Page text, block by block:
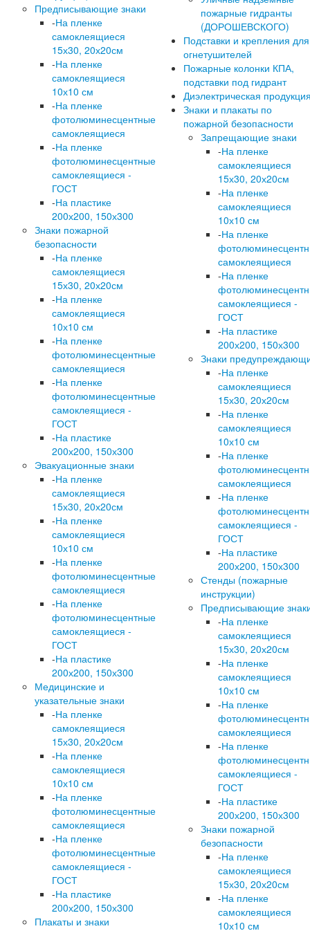
Предписывающие знаки
-На пленке
самоклеящиеся
15х30, 20х20см
-На пленке
самоклеящиеся
10х10 см
-На пленке
фотолюминесцентные
самоклеящиеся
-На пленке
фотолюминесцентные
самоклеящиеся -
ГОСТ
-На пластике
200х200, 150х300
Знаки пожарной
безопасности
-На пленке
самоклеящиеся
15х30, 20х20см
-На пленке
самоклеящиеся
10х10 см
-На пленке
фотолюминесцентные
самоклеящиеся
-На пленке
фотолюминесцентные
самоклеящиеся -
ГОСТ
-На пластике
200х200, 150х300
Эвакуационные знаки
-На пленке
самоклеящиеся
15х30, 20х20см
-На пленке
самоклеящиеся
10х10 см
-На пленке
фотолюминесцентные
самоклеящиеся
-На пленке
фотолюминесцентные
самоклеящиеся -
ГОСТ
-На пластике
200х200, 150х300
Медицинские и
указательные знаки
-На пленке
самоклеящиеся
15х30, 20х20см
-На пленке
самоклеящиеся
10х10 см
-На пленке
фотолюминесцентные
самоклеящиеся
-На пленке
фотолюминесцентные
самоклеящиеся -
ГОСТ
-На пластике
200х200, 150х300
Плакаты и знаки
пожарные гидранты
(ДОРОШЕВСКОГО)
Подставки и крепления для
огнетушителей
Пожарные колонки КПА,
подставки под гидрант
Диэлектрическая
Знаки и плакаты по
пожарной безопасности
Запрещающие знаки
-На пленке
самоклеящиеся
15х30, 20х20см
-На пленке
самоклеящиеся
10х10 см
-На пленке
самоклеящиеся
-На пленке
самоклеящиеся -
ГОСТ
-На пластике
200х200, 150х300
Знаки
-На пленке
самоклеящиеся
15х30, 20х20см
-На пленке
самоклеящиеся
10х10 см
-На пленке
самоклеящиеся
-На пленке
самоклеящиеся -
ГОСТ
-На пластике
200х200, 150х300
Стенды (пожарные
инструкции)
Предписывающие
-На пленке
самоклеящиеся
15х30, 20х20см
-На пленке
самоклеящиеся
10х10 см
-На пленке
самоклеящиеся
-На пленке
самоклеящиеся -
ГОСТ
-На пластике
200х200, 150х300
Знаки пожарной
безопасности
-На пленке
самоклеящиеся
15х30, 20х20см
-На пленке
самоклеящиеся
10х10 см